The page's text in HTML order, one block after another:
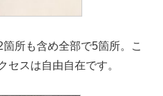
所も含め全部で5箇所。こ
セスは自由自在です。